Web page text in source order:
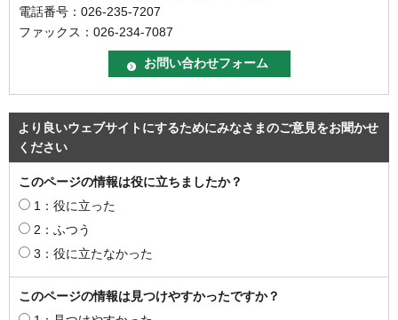
電話番号：026-235-7207
ファックス：026-234-7087
より良いウェブサイトにするためにみなさまのご意見をお聞かせ
ください
このページの情報は役に立ちましたか？
1：役に立った
2：ふつう
3：役に立たなかった
このページの情報は見つけやすかったですか？